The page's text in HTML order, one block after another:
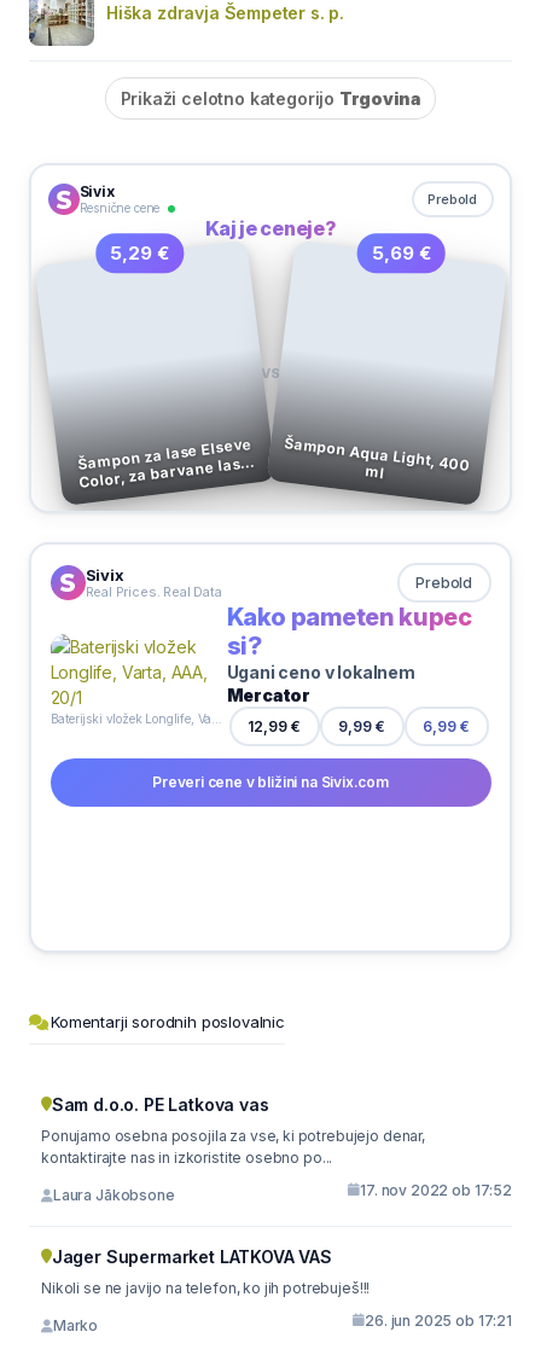
Hiška zdravja Šempeter s. p.
Prikaži celotno kategorijo Trgovina
Sivix
Resnične cene
Prebold
Kaj je ceneje?
5,29 €
Šampon za lase Elseve
Color, za barvane lase,
Loreal, 250 ml
VS
5,69 €
Šampon Aqua Light, 400
ml
Sivix
Real Prices. Real Data Prebold
Kako pameten kupec
si?
Ugani ceno v lokalnem
Mercator
12,99 € 9,99 € 6,99 €
Preveri cene v bližini na Sivix.com
Komentarji sorodnih poslovalnic
Sam d.o.o. PE Latkova vas
Ponujamo osebna posojila za vse, ki potrebujejo denar,
kontaktirajte nas in izkoristite osebno po...
Laura Jākobsone 17. nov 2022 ob 17:52
Jager Supermarket LATKOVA VAS
Nikoli se ne javijo na telefon, ko jih potrebuješ!!!
Marko 26. jun 2025 ob 17:21